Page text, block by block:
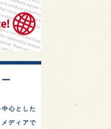
心とした
ディアで